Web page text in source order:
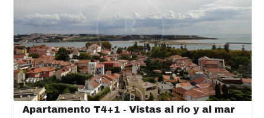
Apartamento T4+1 - Vistas al río y al mar